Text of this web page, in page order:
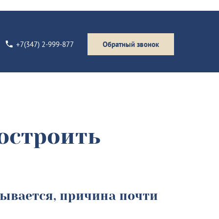
+7(347) 2-999-877 Обратный звонок
причина почти